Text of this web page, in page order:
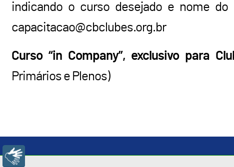
indicando o curso desejado e nome do
capacitacao@cbclubes.org.br
Curso “in Company”, exclusivo para
Primários e Plenos)
Libras